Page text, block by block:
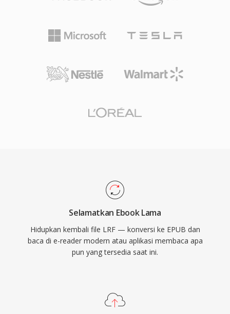
Selamatkan Ebook Lama
Hidupkan kembali file LRF — konversi ke EPUB dan
baca di e-reader modern atau aplikasi membaca apa
pun yang tersedia saat ini.